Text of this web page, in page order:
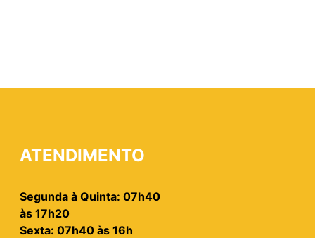
ATENDIMENTO
Segunda à Quinta: 07h40
às 17h20
Sexta: 07h40 às 16h